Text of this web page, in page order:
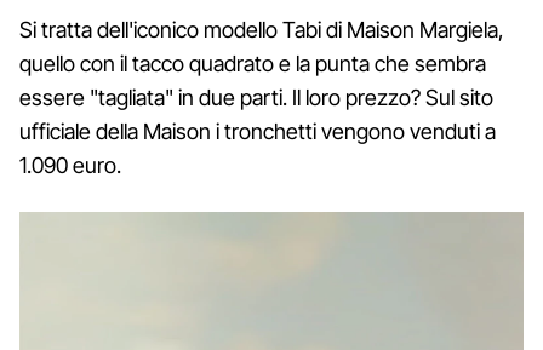
Si tratta dell'iconico modello Tabi di Maison Margiela,
quello con il tacco quadrato e la punta che sembra
essere "tagliata" in due parti. Il loro prezzo? Sul sito
ufficiale della Maison i tronchetti vengono venduti a
1.090 euro.